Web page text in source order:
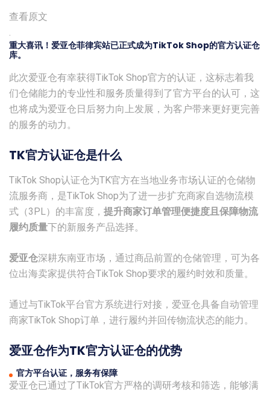
查看原文
.
重大喜讯！爱亚仓菲律宾站已正式成为TikTok Shop的官方认证仓
库。
此次爱亚仓有幸获得TikTok Shop官方的认证，这标志着我
们仓储能力的专业性和服务质量得到了官方平台的认可，这
也将成为爱亚仓日后努力向上发展，为客户带来更好更完善
的服务的动力。
TK官方认证仓是什么
TikTok Shop认证仓为TK官方在当地业务市场认证的仓储物
流服务商，是TikTok Shop为了进一步扩充商家自选物流模
式（3PL）的丰富度， 提升商家订单管理便捷度且保障物流
履约质量下的新服务产品选择。
爱亚仓深耕东南亚市场，通过商品前置的仓储管理，可为各
位出海卖家提供符合TikTok Shop要求的履约时效和质量。
通过与TikTok平台官方系统进行对接，爱亚仓具备自动管理
商家TikTok Shop订单，进行履约并回传物流状态的能力。
爱亚仓作为TK官方认证仓的优势
官方平台认证，服务有保障
爱亚仓已通过了TikTok官方严格的调研考核和筛选，能够满